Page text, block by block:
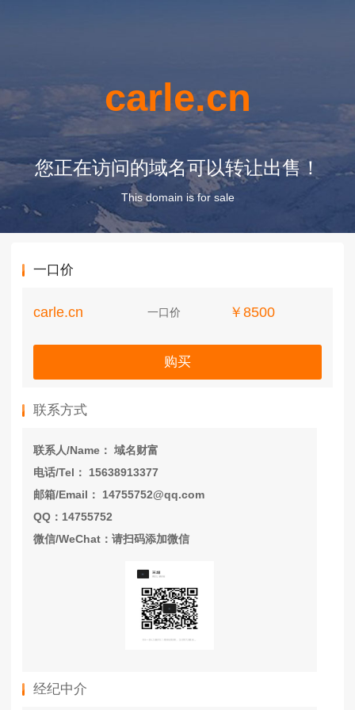
carle.cn
您正在访问的域名可以转让出售！
This domain is for sale
一口价
carle.cn 一口价 ￥8500
购买
联系方式
联系人/Name： 域名财富
电话/Tel： 15638913377
邮箱/Email： 14755752@qq.com
QQ：14755752
微信/WeChat：请扫码添加微信
经纪中介